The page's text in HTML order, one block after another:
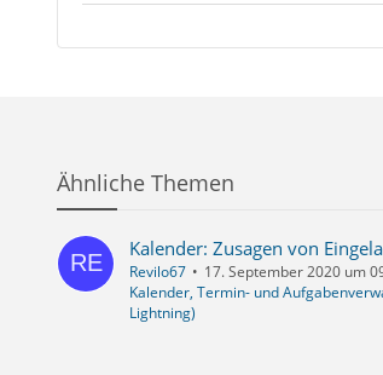
Ähnliche Themen
Revilo67
17. September 2020 um
Kalender, Termin- und
Lightning)